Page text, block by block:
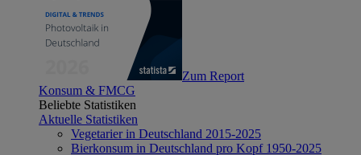
Zum Report
Konsum & FMCG
Beliebte Statistiken
Aktuelle Statistiken
Vegetarier in Deutschland 2015-2025
Bierkonsum in Deutschland pro Kopf 1950-2025